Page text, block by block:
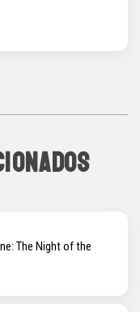
The Night of the